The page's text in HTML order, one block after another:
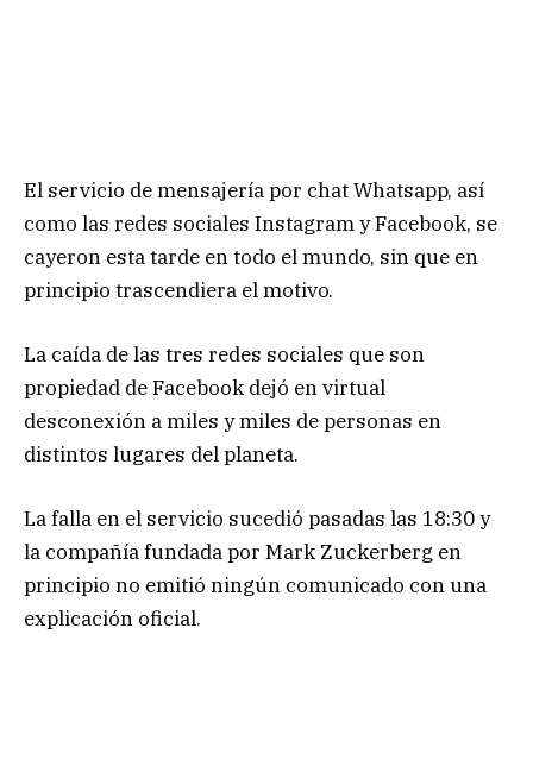
El servicio de mensajería por chat Whatsapp, así
como las redes sociales Instagram y Facebook, se
cayeron esta tarde en todo el mundo, sin que en
principio trascendiera el motivo.
La caída de las tres redes sociales que son
propiedad de Facebook dejó en virtual
desconexión a miles y miles de personas en
distintos lugares del planeta.
La falla en el servicio sucedió pasadas las 18:30 y
la compañía fundada por Mark Zuckerberg en
principio no emitió ningún comunicado con una
explicación oficial.